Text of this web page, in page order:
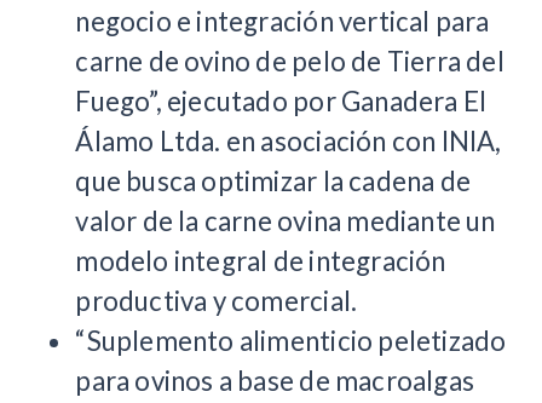
negocio e integración vertical para
carne de ovino de pelo de Tierra del
Fuego”, ejecutado por Ganadera El
Álamo Ltda. en asociación con INIA,
que busca optimizar la cadena de
valor de la carne ovina mediante un
modelo integral de integración
productiva y comercial.
“Suplemento alimenticio peletizado
para ovinos a base de macroalgas